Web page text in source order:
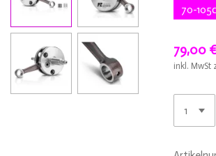
70-
79,00
inkl. MwSt